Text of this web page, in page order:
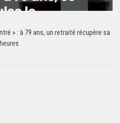
» : à 79 ans, un retraité récupère sa